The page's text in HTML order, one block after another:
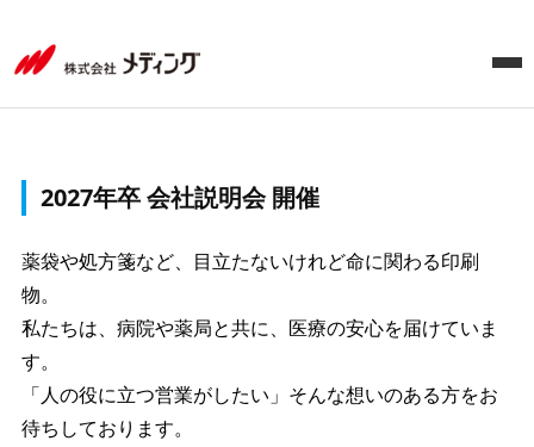
2027年卒 会社説明会 開催
薬袋や処方箋など、目立たないけれど命に関わる印刷
物。
私たちは、病院や薬局と共に、医療の安心を届けていま
す。
「人の役に立つ営業がしたい」そんな想いのある方をお
待ちしております。